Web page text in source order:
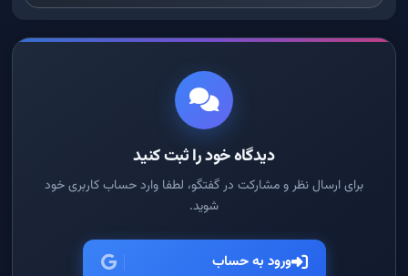
دیدگاه خود را ثبت کنید
برای ارسال نظر و مشارکت در گفتگو، لطفا وارد حساب کاربری خود
شوید.
ورود به حساب